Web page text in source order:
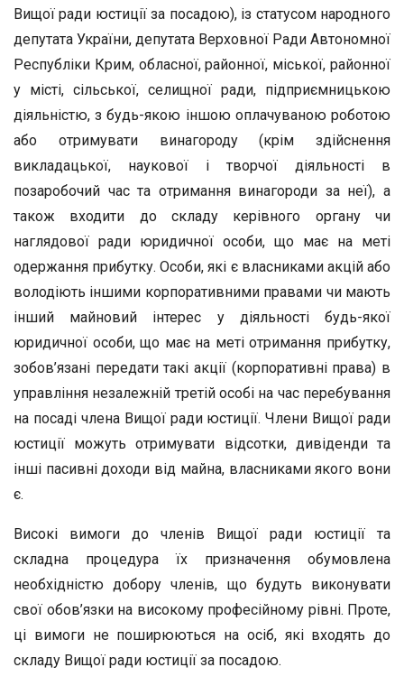
Вищої ради юстиції за посадою), із статусом народного
депутата України, депутата Верховної Ради Автономної
Республіки Крим, обласної, районної, міської, районної
у місті, сільської, селищної ради, підприємницькою
діяльністю, з будь-якою іншою оплачуваною роботою
або отримувати винагороду (крім здійснення
викладацької, наукової і творчої діяльності в
позаробочий час та отримання винагороди за неї), а
також входити до складу керівного органу чи
наглядової ради юридичної особи, що має на меті
одержання прибутку. Особи, які є власниками акцій або
володіють іншими корпоративними правами чи мають
інший майновий інтерес у діяльності будь-якої
юридичної особи, що має на меті отримання прибутку,
зобов’язані передати такі акції (корпоративні права) в
управління незалежній третій особі на час перебування
на посаді члена Вищої ради юстиції. Члени Вищої ради
юстиції можуть отримувати відсотки, дивіденди та
інші пасивні доходи від майна, власниками якого вони
є.
Високі вимоги до членів Вищої ради юстиції та
складна процедура їх призначення обумовлена
необхідністю добору членів, що будуть виконувати
свої обов’язки на високому професійному рівні. Проте,
ці вимоги не поширюються на осіб, які входять до
складу Вищої ради юстиції за посадою.